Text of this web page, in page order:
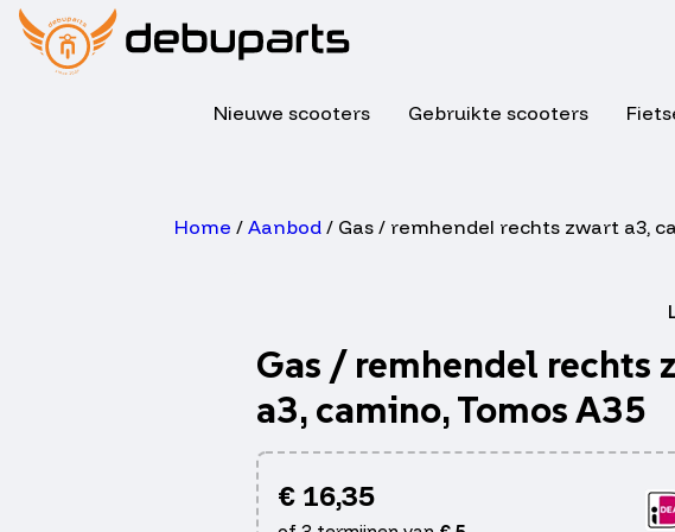
Nieuwe scooters Gebruikte scooters
Home / Aanbod/ Gas / remhendel rechts zwart a3,
Gas / remhendel rechts
a3, camino, Tomos A35
€16,35